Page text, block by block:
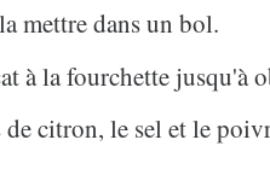
mettre dans un bol.
à la fourchette jusqu'à
citron, le sel et le